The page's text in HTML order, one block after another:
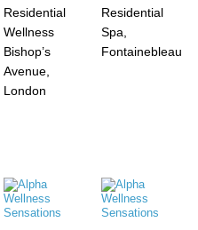
Residential
Wellness
Bishop’s
Avenue,
London
Residential
Spa,
Fontainebleau